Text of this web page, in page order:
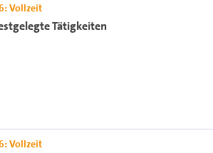
Vollzeit
Tätigkeiten
Vollzeit